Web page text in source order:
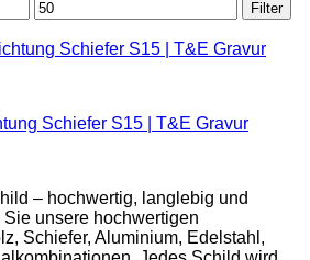
Max.
Preis
Filter
Schiefer S15 | T&E Gravur
– hochwertig, langlebig und
unsere hochwertigen
Schiefer, Aluminium, Edelstahl,